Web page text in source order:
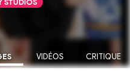
STUDIOS
VIDÉOS CRITIQUE